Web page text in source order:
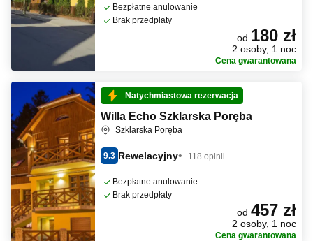
Bezpłatne anulowanie
Brak przedpłaty
od 180 zł
2 osoby, 1 noc
Cena gwarantowana
Natychmiastowa rezerwacja
Willa Echo Szklarska Poręba
Szklarska Poręba
9.3 Rewelacyjny 118 opinii
Bezpłatne anulowanie
Brak przedpłaty
od 457 zł
2 osoby, 1 noc
Cena gwarantowana